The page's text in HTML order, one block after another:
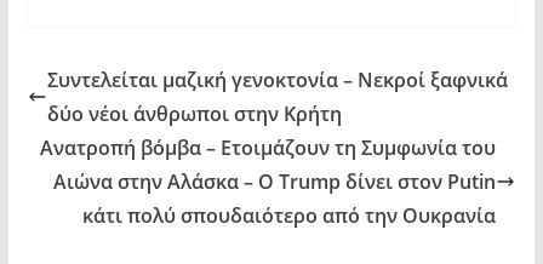
Συντελείται μαζική γενοκτονία – Νεκροί ξαφνικά
δύο νέοι άνθρωποι στην Κρήτη
Ανατροπή βόμβα – Ετοιμάζουν τη Συμφωνία του
Αιώνα στην Αλάσκα – Ο Trump δίνει στον Putin
κάτι πολύ σπουδαιότερο από την Ουκρανία